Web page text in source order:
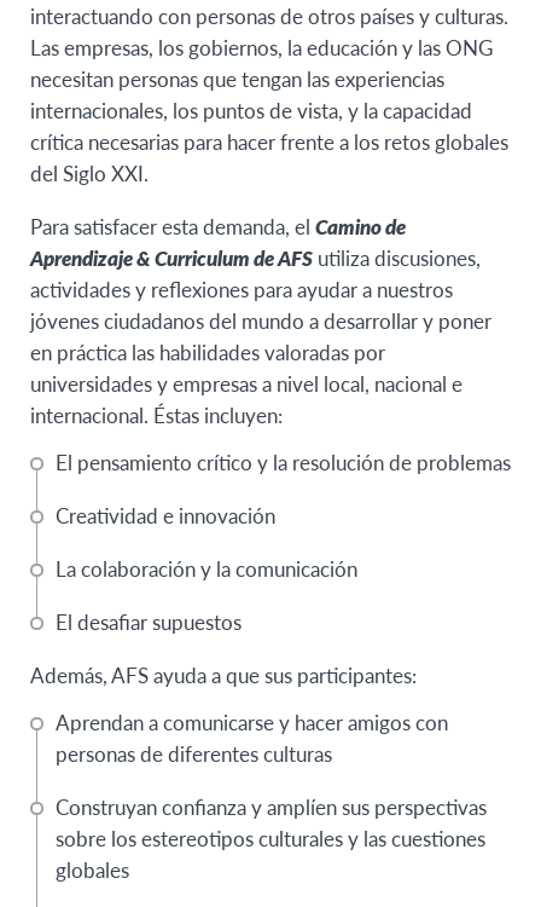
interactuando con personas de otros países y culturas.
Las empresas, los gobiernos, la educación y las ONG
necesitan personas que tengan las experiencias
internacionales, los puntos de vista, y la capacidad
crítica necesarias para hacer frente a los retos globales
del Siglo XXI.
Para satisfacer esta demanda, el Camino de
Aprendizaje & Curriculum de AFS utiliza discusiones,
actividades y reflexiones para ayudar a nuestros
jóvenes ciudadanos del mundo a desarrollar y poner
en práctica las habilidades valoradas por
universidades y empresas a nivel local, nacional e
internacional. Éstas incluyen:
El pensamiento crítico y la resolución de problemas
Creatividad e innovación
La colaboración y la comunicación
El desafiar supuestos
Además, AFS ayuda a que sus participantes:
Aprendan a comunicarse y hacer amigos con
personas de diferentes culturas
Construyan confianza y amplíen sus perspectivas
sobre los estereotipos culturales y las cuestiones
globales